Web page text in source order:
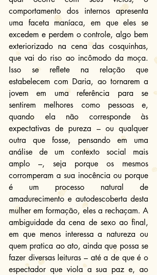
comportamento dos internos apresenta
uma faceta maníaca, em que eles se
excedem e perdem o controle, algo bem
exteriorizado na cena das cosquinhas,
que vai do riso ao incômodo da moça.
Isso se reflete na relação que
estabelecem com Daria, ao tornarem a
jovem em uma referência para se
sentirem melhores como pessoas e,
quando ela não corresponde às
expectativas de pureza – ou qualquer
outra que fosse, pensando em uma
análise de um contexto social mais
amplo –, seja porque os mesmos
corromperam a sua inocência ou porque
é um processo natural de
amadurecimento e autodescoberta desta
mulher em formação, eles a rechaçam. A
ambiguidade da cena de sexo ao final,
em que menos interessa a natureza ou
quem pratica ao ato, ainda que possa se
fazer diversas leituras – até a de que é o
espectador que viola a sua paz e, ao